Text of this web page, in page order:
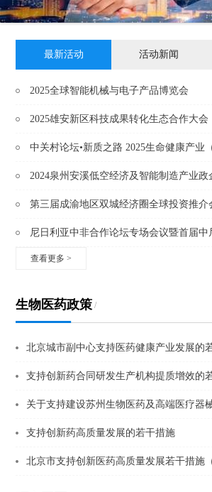
最新活动 活动新闻
2025全球智能机械与电子产品博览会
2025雄安新区科技成果转化生态合作大会
查看更多>
生物医药政策 /
北京城市副中心支持医药健康产业发展的
支持创新药合同研发生产机构提质增效的
支持创新药高质量发展的若干措施